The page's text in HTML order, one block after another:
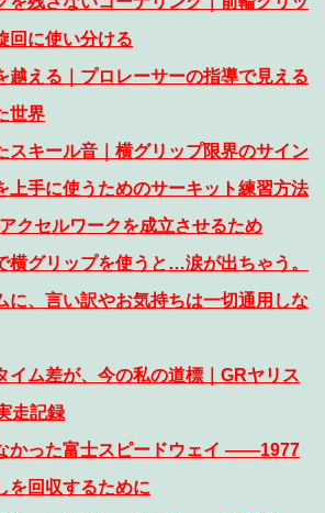
回に使い分ける
越える｜プロレーサーの指導で見える
世界
スキール音｜横グリップ限界のサイン
上手に使うためのサーキット練習方法
クセルワークを成立させるため
横グリップを使うと…涙が出ちゃう。
に、言い訳やお気持ちは一切通用しな
イム差が、今の私の道標｜GRヤリス
走記録
かった富士スピードウェイ ――1977
を回収するために